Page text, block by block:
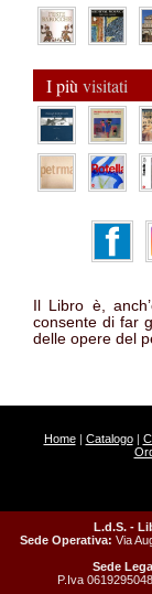
I più visitati
Il Libro è,
consente di far
delle opere del
Home| Catalogo|
L.d.S. -
Sede Operativa: Via
Sede
P.Iva